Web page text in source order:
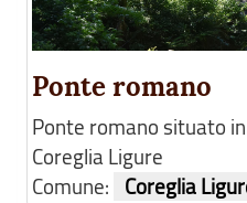
Ponte romano
Ponte romano situato
Coreglia Ligure
Comune:
Coreglia